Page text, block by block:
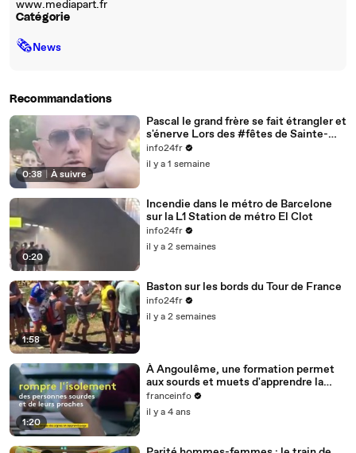
www.mediapart.fr
Catégorie
🗞News
Recommandations
0:38 À suivre
Pascal le grand frère se fait étrangler et
s'énerve Lors des #fêtes de Sainte-
Anne à Rethel (Ardennes)
info24fr
il y a 1 semaine
0:20
Incendie dans le métro de Barcelone
sur la L1 Station de métro El Clot
info24fr
il y a 2 semaines
1:58
Baston sur les bords du Tour de France
info24fr
il y a 2 semaines
1:20
À Angoulême, une formation permet
aux sourds et muets d'apprendre la
langue des signes
franceinfo
il y a 4 ans